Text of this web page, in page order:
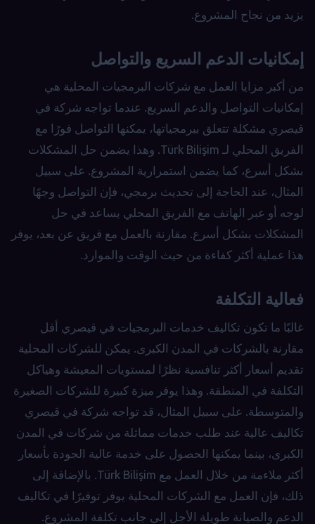
يزيد من نجاح المشروع.
إمكانيات الدعم السريع والتواصل
من أكبر مزايا العمل مع شركات البرمجيات المحلية هي
إمكانيات التواصل والدعم السريع. عندما تواجه شركة في
قيصري مشكلة تتعلق ببرمجياتها، يمكنها التواصل فورًا مع
الفريق المحلي لـ Türk Bilişim. وهذا يضمن حل المشكلات
بشكل أسرع، كما يضمن استمرارية المشروع. على سبيل
المثال، عند الحاجة إلى تحديث برمجي، فإن التواصل وجهًا
لوجه أو عبر الهاتف مع الفريق المحلي يساعد في حل
المشكلات بشكل أسرع. مقارنة بالعمل مع فريق عن بعد، يوفر
هذا عملية أكثر كفاءة من حيث الوقت والموارد.
فعالية التكلفة
غالبًا ما تكون تكاليف خدمات البرمجيات في قيصري أقل
مقارنة بالشركات في المدن الكبرى. يمكن للشركات المحلية
تقديم أسعار أكثر تنافسية نظرًا لمستويات المعيشة وهياكل
التكلفة في المنطقة. وهذا يوفر ميزة كبيرة للشركات الصغيرة
والمتوسطة. على سبيل المثال، قد تواجه شركة في قيصري
تكاليف عالية عند طلب خدمات مماثلة من شركات في المدن
الكبرى، بينما يمكنها الحصول على خدمة عالية الجودة بأسعار
أكثر ملاءمة من خلال العمل مع Türk Bilişim. بالإضافة إلى
ذلك، فإن العمل مع الشركات المحلية يوفر توفيرًا في تكاليف
الدعم والصيانة طويلة الأجل إلى جانب تكلفة المشروع.